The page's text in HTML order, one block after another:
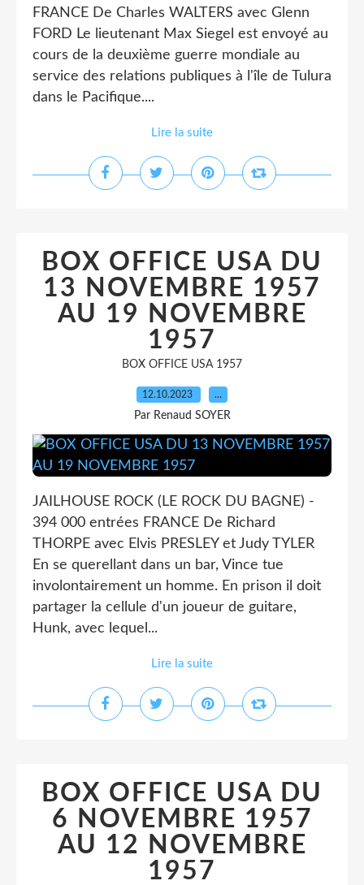
FRANCE De Charles WALTERS avec Glenn
FORD Le lieutenant Max Siegel est envoyé au
cours de la deuxième guerre mondiale au
service des relations publiques à l'île de Tulura
dans le Pacifique....
Lire la suite
BOX OFFICE USA DU
13 NOVEMBRE 1957
AU 19 NOVEMBRE
1957
BOX OFFICE USA 1957
12.10.2023 …
Par Renaud SOYER
JAILHOUSE ROCK (LE ROCK DU BAGNE) -
394 000 entrées FRANCE De Richard
THORPE avec Elvis PRESLEY et Judy TYLER
En se querellant dans un bar, Vince tue
involontairement un homme. En prison il doit
partager la cellule d'un joueur de guitare,
Hunk, avec lequel...
Lire la suite
BOX OFFICE USA DU
6 NOVEMBRE 1957
AU 12 NOVEMBRE
1957